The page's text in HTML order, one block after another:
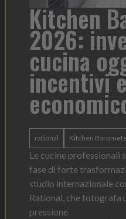
Kitchen
2026:
cucina
incentivi
rational Kitchen
Le cucine professionali
fase di forte
studio internazionale
Rational, che fotografa
pressione